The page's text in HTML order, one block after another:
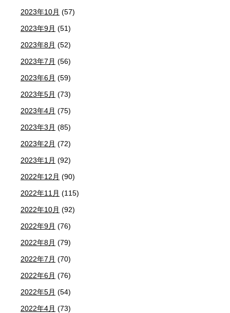
2023年10月 (57)
2023年9月 (51)
2023年8月 (52)
2023年7月 (56)
2023年6月 (59)
2023年5月 (73)
2023年4月 (75)
2023年3月 (85)
2023年2月 (72)
2023年1月 (92)
2022年12月 (90)
2022年11月 (115)
2022年10月 (92)
2022年9月 (76)
2022年8月 (79)
2022年7月 (70)
2022年6月 (76)
2022年5月 (54)
2022年4月 (73)